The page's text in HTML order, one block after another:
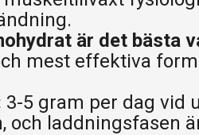
är det bästa
mest effektiva
3-5 gram per dag vid
och laddningsfasen